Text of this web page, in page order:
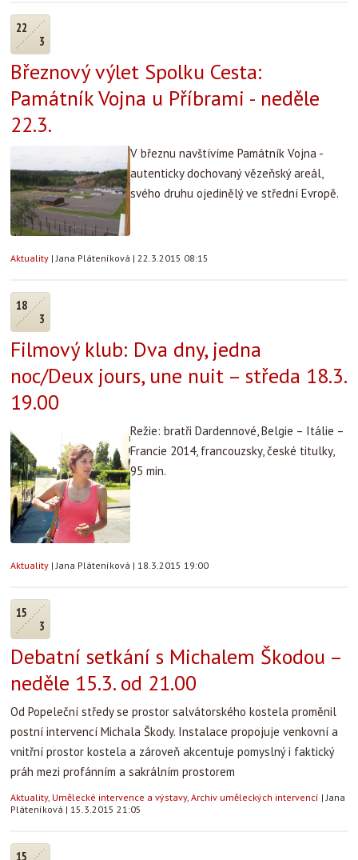
22
3
Březnový výlet Spolku Cesta:
Památník Vojna u Příbrami - neděle
22.3.
V březnu navštívíme Památník Vojna -
autenticky dochovaný vězeňský areál,
svého druhu ojedinělý ve střední Evropě.
Aktuality | Jana Pláteníková | 22.3.2015 08:15
18
3
Filmový klub: Dva dny, jedna
noc/Deux jours, une nuit – středa 18.3.
19.00
Režie: bratři Dardennové, Belgie – Itálie –
Francie 2014, francouzsky, české titulky,
95 min.
Aktuality |Jana Pláteníková | 18.3.2015 19:00
15
3
Debatní setkání s Michalem Škodou –
neděle 15.3. od 21.00
Od Popeleční středy se prostor salvátorského kostela proměnil
postní intervencí Michala Škody. Instalace propojuje venkovní a
vnitřní prostor kostela a zároveň akcentuje pomyslný i faktický
práh mezi profánním a sakrálním prostorem
Aktuality, Umělecké intervence a výstavy, Archiv uměleckých intervencí |Jana
Pláteníková | 15.3.2015 21:05
15